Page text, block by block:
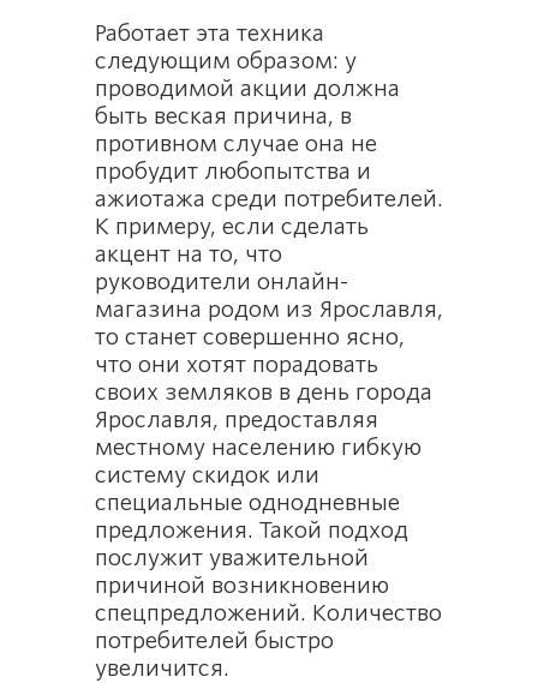
Работает эта техника
следующим образом: у
проводимой акции должна
быть веская причина, в
противном случае она не
пробудит любопытства и
ажиотажа среди потребителей.
К примеру, если сделать
акцент на то, что
руководители онлайн-
магазина родом из Ярославля,
то станет совершенно ясно,
что они хотят порадовать
своих земляков в день города
Ярославля, предоставляя
местному населению гибкую
систему скидок или
специальные однодневные
предложения. Такой подход
послужит уважительной
причиной возникновению
спецпредложений. Количество
потребителей быстро
увеличится.